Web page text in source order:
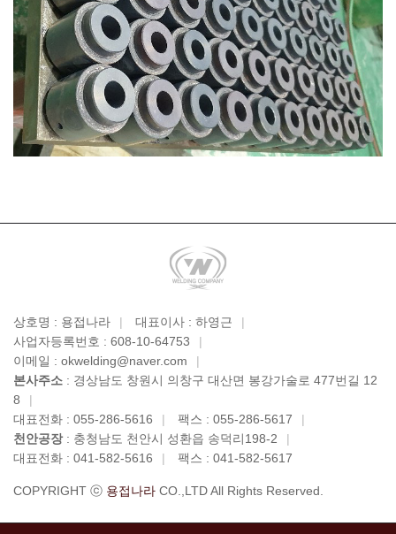
상호명 : 용접나라 | 대표이사 : 하영근
|
사업자등록번호 : 608-10-64753
|
이메일 : okwelding@naver.com
|
본사주소 : 경상남도 창원시 의창구 대산면 봉강가술로 477번길 12
8
|
대표전화 : 055-286-5616
| 팩스 : 055-286-5617
|
천안공장: 충청남도 천안시 성환읍 송덕리198-2
|
대표전화 : 041-582-5616
| 팩스 : 041-582-5617
COPYRIGHT ⓒ 용접나라 CO.,LTD All Rights Reserved.